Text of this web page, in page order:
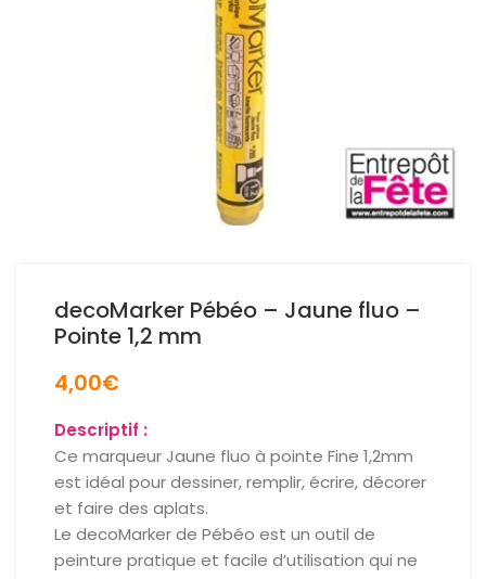
decoMarker Pébéo – Jaune fluo –
Pointe 1,2 mm
4,00€
Descriptif :
Ce marqueur Jaune fluo à pointe Fine 1,2mm
est idéal pour dessiner, remplir, écrire, décorer
et faire des aplats.
Le decoMarker de Pébéo est un outil de
peinture pratique et facile d’utilisation qui ne